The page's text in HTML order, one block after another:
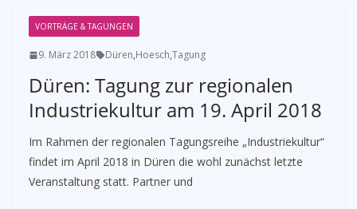
VORTRÄGE & TAGUNGEN
9. März 2018 Düren,Hoesch,Tagung
Düren: Tagung zur regionalen
Industriekultur am 19. April 2018
Im Rahmen der regionalen Tagungsreihe „Industriekultur“
findet im April 2018 in Düren die wohl zunächst letzte
Veranstaltung statt. Partner und